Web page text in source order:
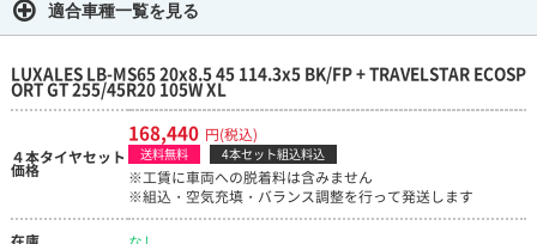
適合車種一覧を見る
LUXALES LB-MS65 20x8.5 45 114.3x5 BK/FP + TRAVELSTAR ECOSP
ORT GT 255/45R20 105W XL
４本タイヤセット
価格
168,440 円(税込)
送料無料 4本セット組込料込
※工賃に車両への脱着料は含みません
※組込・空気充填・バランス調整を行って発送します